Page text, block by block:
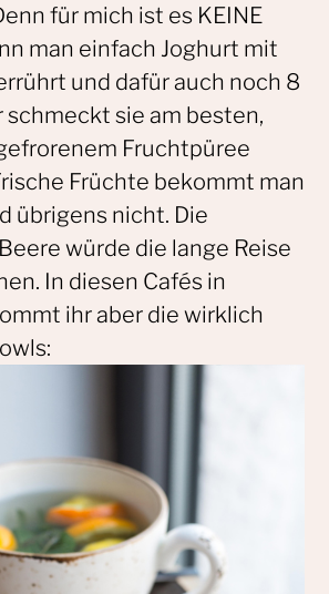
für mich ist es KEINE
man einfach Joghurt mit
und dafür auch noch 8
schmeckt sie am besten,
Fruchtpüree
Früchte bekommt man
übrigens nicht. Die
würde die lange Reise
In diesen Cafés in
ihr aber die wirklich